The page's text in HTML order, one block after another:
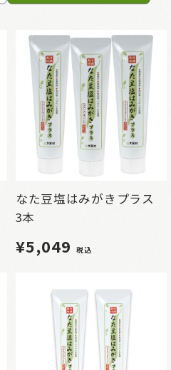
なた豆塩はみがきプラス
3本
¥5,049 税込